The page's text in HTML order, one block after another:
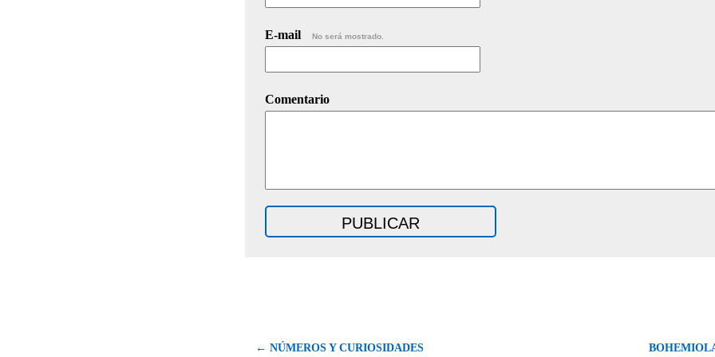
E-mail No será mostrado.
Comentario
← NÚMEROS Y CURIOSIDADES